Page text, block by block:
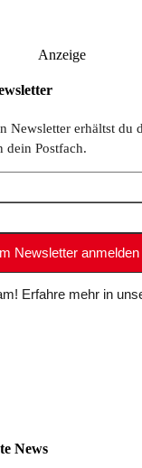
Anzeige
Newsletter erhältst du
dein Postfach.
Erfahre mehr in
News